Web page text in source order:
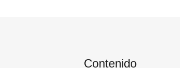
Contenido